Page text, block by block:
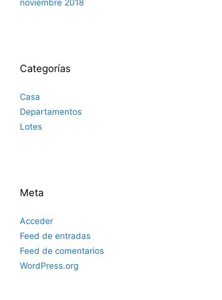
noviembre 2018
Categorías
Casa
Departamentos
Lotes
Meta
Acceder
Feed de entradas
Feed de comentarios
WordPress.org